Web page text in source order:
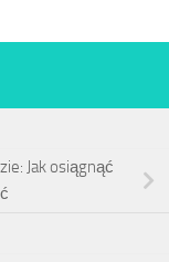
Jak osiągnąć